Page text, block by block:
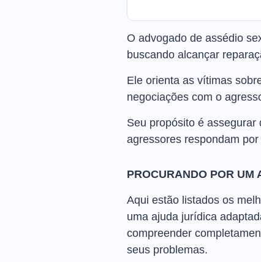
O advogado de assédio
buscando alcançar
Ele orienta as vítimas
negociações com o
Seu propósito é
agressores respondam
PROCURANDO POR UM
Aqui estão listados os
uma ajuda jurídica
compreender
seus problemas.